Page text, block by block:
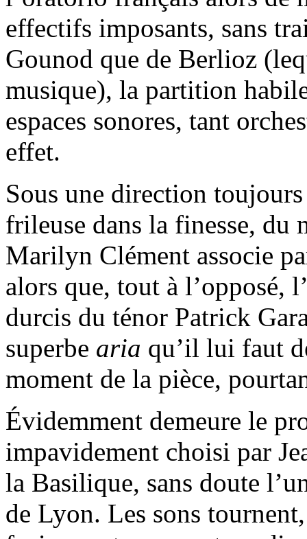
effectifs imposants, sans
Gounod que de Berlioz
musique), la partition
espaces sonores, tant
effet.
Sous une direction
frileuse dans la finesse, du
Marilyn Clément associe
alors que, tout à l’opposé,
durcis du ténor Patrick
superbe aria qu’il lui faut
moment de la pièce,
Évidemment demeure le
impavidement choisi par
la Basilique, sans doute
de Lyon. Les sons